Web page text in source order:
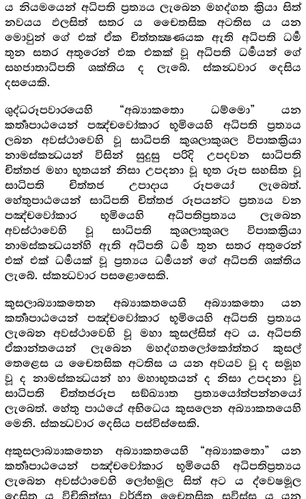
ය නියමයෙන් අධිපති ප්‍රත්‍යය ලැබෙන මහද්ගත ක්‍රියා සිත්
නවයය ඵලසිත් සතර ය චෛතසික අටතිස ය යන
මොවුන් ගේ එක් ඒක චිත්තක්‍ෂණයක ඇති අධිපති ධර්‍ම
තුන සතර අතුරෙන් එක එකක් වූ අධිපති ධර්‍මයන් ගේ
සහජාතාධිපති ශක්තිය ද ලැබේ. ස්කන්‍ධවාර දෙසිය
දසයෙකි.
ශුද්ධරූපවාරයෙහි “අබ්‍යාකතො ධම්මො” යන
කර්‍තෘපාඨයෙන් පඤ්චවෝකාර භූමියෙහි අධිපති ප්‍රත්‍යය
ලබන අවස්ථාවෙහි වූ සාධිපති කුශලාකුශල විපාකක්‍රියා
නාමස්කන්‍ධයන් විසින් සුදුසු පරිදි උපදවන සාධිපති
චිත්තජ මහා භූතයන් නිසා උපදනා වූ භූත රූප සහසිත වූ
සාධිපති චිත්තජ උපාදාය රූපයෝ ලැබෙත්.
හේතුපාඨයෙන් සාධිපති චිත්තජ රූපයන්ට ප්‍රත්‍යය වන
පඤ්චවෝකාර භූමියෙහි අධිපතිප්‍රත්‍යය ලැබෙන
අවස්ථාවෙහි වූ සාධිපති කුශලාකුශල විපාකක්‍රියා
නාමස්කන්‍ධයන්හි ඇති අධිපති ධර්‍ම තුන සතර අතුරෙන්
එක් එක් ධර්‍මයක් වූ ප්‍රත්‍යය ධර්‍මයන් ගේ අධිපති ශක්තිය
ලැබේ. ස්කන්‍ධවාර පසළොසෙකි.
කුසලාබ්‍යාකතෙන අබ්‍යාකතයෙහි අබ්‍යාකතො යන
කර්‍තෘපාඨයෙන් පඤ්චවෝකාර භූමියෙහි අධිපති ප්‍රත්‍යය
ලැබෙන අවස්ථාවෙහි වූ මහා කුසල්සිත් අට ය. අධිපති
ඒකාන්තයෙන් ලැබෙන මහද්ගතලෝකෝත්තර කුසල්
තෙළෙස ය චෛතසික අටතිස ය යන අවයව වූ ද සමූහ
වූ ද නාමස්කන්‍ධයන් හා මහාභූතයන් ද නිසා උපදනා වූ
සාධිපති චිත්තජරූප සඞ්ඛ්‍යාත ප්‍රත්‍යයෝත්පන්නයෝ
ලැබෙත්. හේතු පාඨයේ අභිධෙය කුසලෙන අබ්‍යාකතයෙහි
මෙනි. ස්කන්‍ධවාර දෙසිය පස්විස්සෙකි.
අකුසලාබ්‍යාකතෙන අබ්‍යාකතයෙහි “අබ්‍යාකතො” යන
කර්‍තෘපාඨයෙන් පඤ්චවෝකාර භූමියෙහි අධිපතිප්‍රත්‍යය
ලැබෙන අවස්ථාවෙහි ලෝභමූල සිත් අට ය ද්වෙෂමූල
දෙසිත ය විචිකිත්සා වර්ජිත චෛතසික සවිස්ස ය යන